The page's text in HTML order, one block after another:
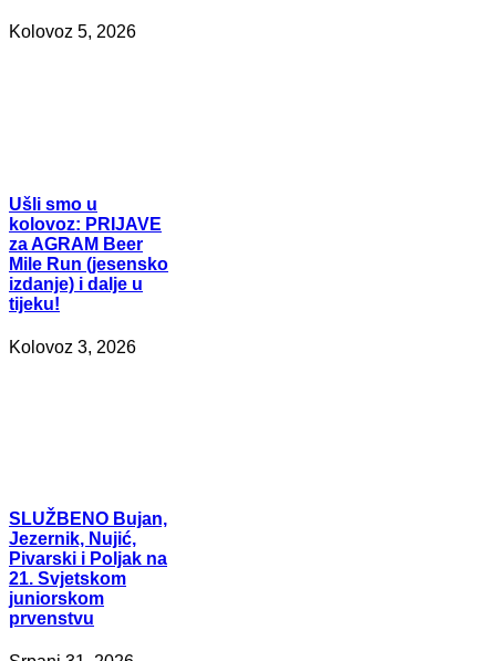
Kolovoz 5, 2026
Ušli smo u
kolovoz: PRIJAVE
za AGRAM Beer
Mile Run (jesensko
izdanje) i dalje u
tijeku!
Kolovoz 3, 2026
SLUŽBENO Bujan,
Jezernik, Nujić,
Pivarski i Poljak na
21. Svjetskom
juniorskom
prvenstvu